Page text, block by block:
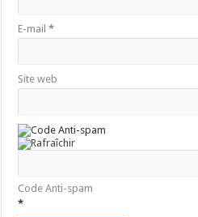
E-mail*
Site web
Code Anti-spam
*